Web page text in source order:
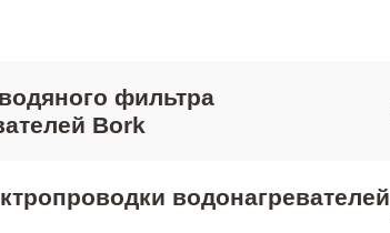
фильтра
Bork
водонагревателей